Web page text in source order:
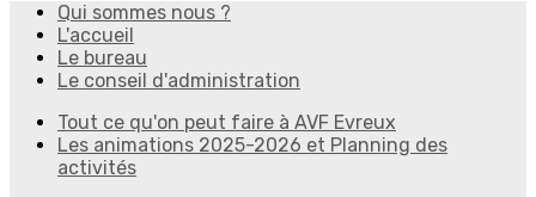
Qui sommes nous ?
L'accueil
Le bureau
Le conseil d'administration
Tout ce qu'on peut faire à AVF Evreux
Les animations 2025-2026 et Planning des
activités